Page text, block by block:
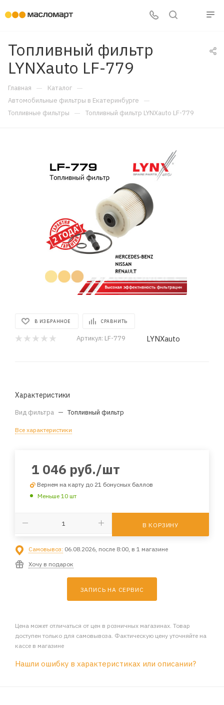
Топливный фильтр
LYNXauto LF-779
Главная — Каталог —
Автомобильные фильтры в Екатеринбурге —
Топливные фильтры — Топливный фильтр LYNXauto LF-779
В ИЗБРАННОЕ СРАВНИТЬ
Артикул: LF-779 LYNXauto
Характеристики
Вид фильтра — Топливный фильтр
Все характеристики
1 046 руб./шт
Вернем на карту до 21 бонусных баллов
Меньше 10 шт
В КОРЗИНУ
Самовывоз: 06.08.2026, после 8:00, в 1 магазине
Хочу в подарок
ЗАПИСЬ НА СЕРВИС
Цена может отличаться от цен в розничных магазинах. Товар
доступен только для самовывоза. Фактическую цену уточняйте на
кассе в магазине
Нашли ошибку в характеристиках или описании?